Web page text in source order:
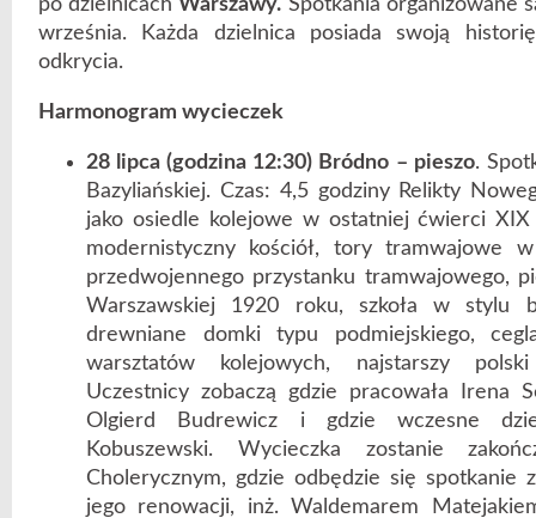
po dzielnicachWarszawy. Spotkania organizowane
września. Każda dzielnica posiada swoją
odkrycia.
Harmonogram wycieczek
28 lipca (godzina 12:30) Bródno – pieszo.
Bazyliańskiej. Czas: 4,5 godziny Relikty
jako osiedle kolejowe w ostatniej ćwierci
modernistyczny kościół, tory tramwajowe
przedwojennego przystanku tramwajowego,
Warszawskiej 1920 roku, szkoła w stylu
drewniane domki typu podmiejskiego,
warsztatów kolejowych, najstarszy
Uczestnicy zobaczą gdzie pracowała Irena
Olgierd Budrewicz i gdzie wczesne
Kobuszewski. Wycieczka zostanie
Cholerycznym, gdzie odbędzie się spotkanie
jego renowacji, inż. Waldemarem